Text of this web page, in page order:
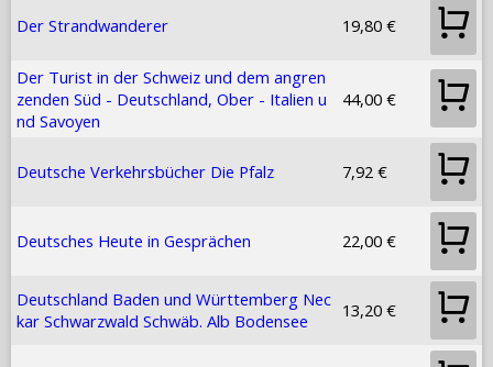
Der Strandwanderer 19,80 €
Der Turist in der Schweiz und dem angren
zenden Süd - Deutschland, Ober - Italien u
nd Savoyen
44,00 €
Deutsche Verkehrsbücher Die Pfalz 7,92 €
Deutsches Heute in Gesprächen 22,00 €
Deutschland Baden und Württemberg Nec
kar Schwarzwald Schwäb. Alb Bodensee
13,20 €